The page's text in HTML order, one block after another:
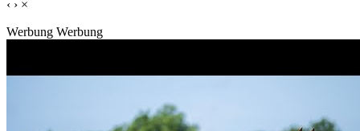
‹ › ×
Werbung Werbung